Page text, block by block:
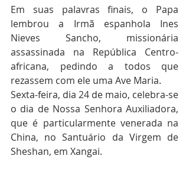
Em suas palavras finais, o Papa
lembrou a Irmã espanhola Ines
Nieves Sancho, missionária
assassinada na República Centro-
africana, pedindo a todos que
rezassem com ele uma Ave Maria.
Sexta-feira, dia 24 de maio, celebra-se
o dia de Nossa Senhora Auxiliadora,
que é particularmente venerada na
China, no Santuário da Virgem de
Sheshan, em Xangai.